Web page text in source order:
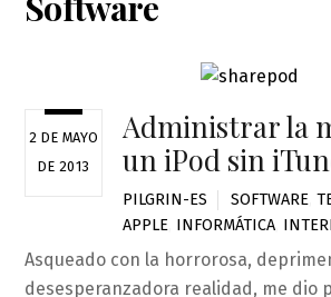
2 DE MAYO
DE 2013
Administrar la
un iPod sin
PILGRIN-ES SOFTWARE ,
APPLE INFORMÁTICA
Asqueado con la horrorosa,
desesperanzadora realidad, me dio